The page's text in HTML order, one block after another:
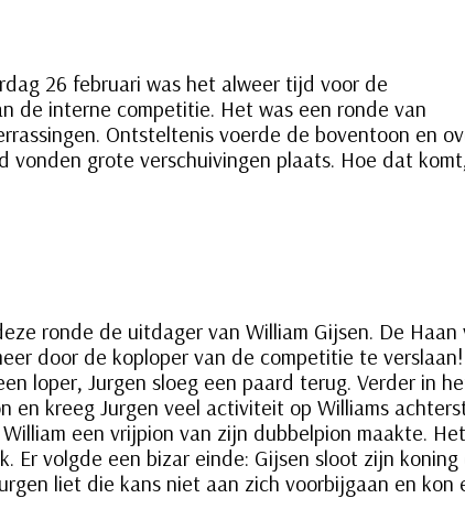
26 februari was het alweer tijd voor de
de interne competitie. Het was een ronde van
Ontsteltenis voerde de boventoon en
vonden grote verschuivingen plaats. Hoe dat
ronde de uitdager van William Gijsen. De
door de koploper van de competitie te
loper, Jurgen sloeg een paard terug. Verder in
en kreeg Jurgen veel activiteit op Williams
een vrijpion van zijn dubbelpion maakte.
Er volgde een bizar einde: Gijsen sloot zijn
liet die kans niet aan zich voorbijgaan en